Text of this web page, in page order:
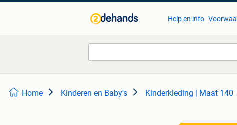
Help en info
Home Kinderen en Baby's Kinderkleding | Maat 140